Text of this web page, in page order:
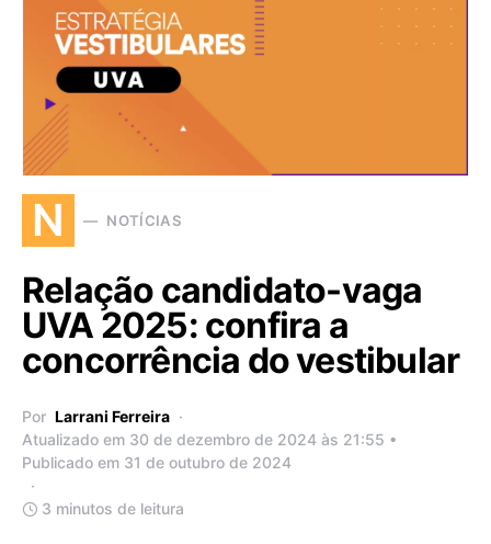
N NOTÍCIAS
Relação candidato-vaga
UVA 2025: confira a
concorrência do vestibular
Por Larrani Ferreira
Atualizado em 30 de dezembro de 2024 às 21:55 •
Publicado em 31 de outubro de 2024
3 minutos de leitura